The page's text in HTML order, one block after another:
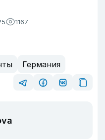
1167
Германия